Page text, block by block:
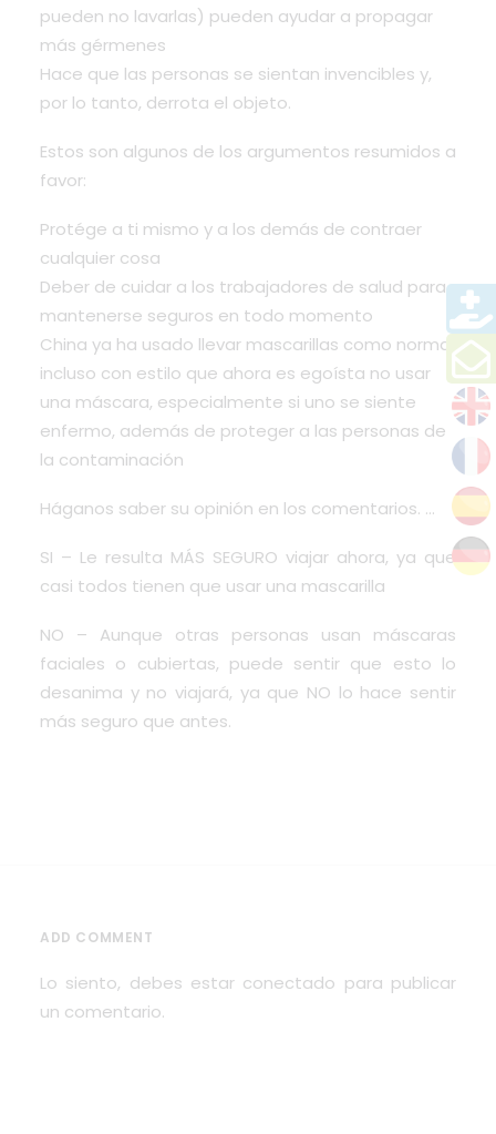
pueden no lavarlas) pueden ayudar a propagar
más gérmenes
Hace que las personas se sientan invencibles y,
por lo tanto, derrota el objeto.
Estos son algunos de los argumentos resumidos a
favor:
Protége a ti mismo y a los demás de contraer
cualquier cosa
Deber de cuidar a los trabajadores de salud para
mantenerse seguros en todo momento
China ya ha usado llevar mascarillas como norma,
incluso con estilo que ahora es egoísta no usar
una máscara, especialmente si uno se siente
enfermo, además de proteger a las personas de
la contaminación
Háganos saber su opinión en los comentarios. …
SI – Le resulta MÁS SEGURO viajar ahora, ya que
casi todos tienen que usar una mascarilla
NO – Aunque otras personas usan máscaras
faciales o cubiertas, puede sentir que esto lo
desanima y no viajará, ya que NO lo hace sentir
más seguro que antes.
ADD COMMENT
Lo siento, debes estar conectado para publicar
un comentario.